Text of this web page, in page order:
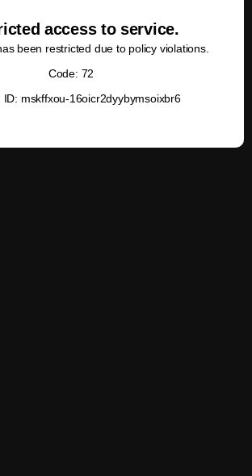
access to service.
been restricted due to policy violations.
Code: 72
ID: mskffxou-16oicr2dyybymsoixbr6